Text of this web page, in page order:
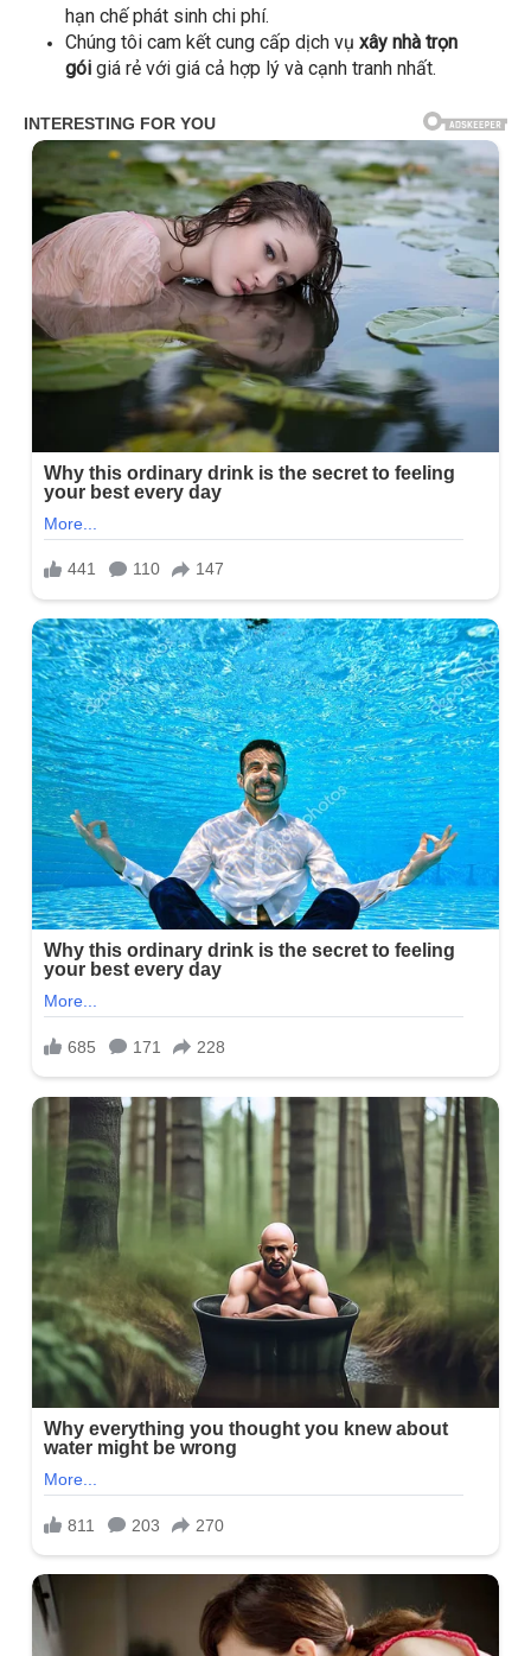
hạn chế phát sinh chi phí.
Chúng tôi cam kết cung cấp dịch vụ xây nhà trọn
gói giá rẻ với giá cả hợp lý và cạnh tranh nhất.